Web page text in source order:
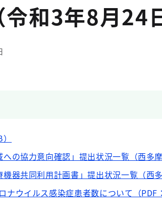
和3年8月24
の協力意向確認」提出状況一覧（西多摩
器共同利用計画書」提出状況一覧（西
ナウイルス感染症患者数について（PDF